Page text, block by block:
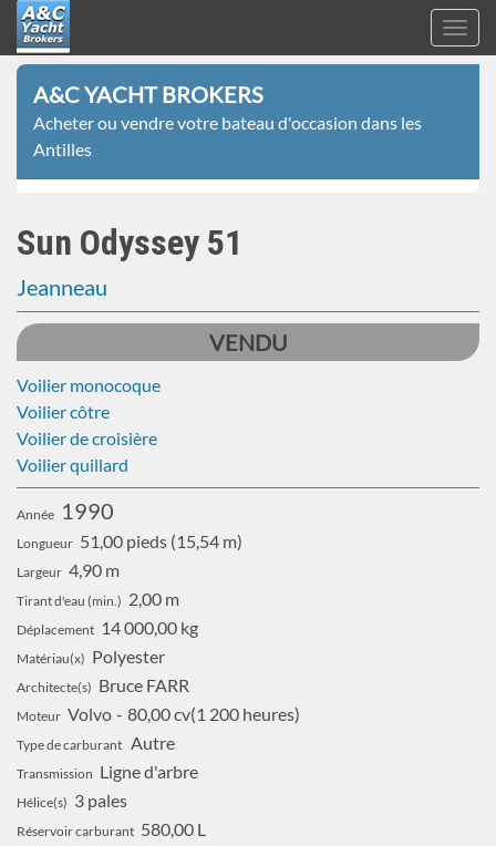
Aller
contenu
principal
A&C
Yacht
Brokers
A&C YACHT BROKERS
Acheter ou vendre votre bateau d'occasion dans les
Antilles
Sun Odyssey 51
Jeanneau
VENDU
Voilier monocoque
Voilier côtre
Voilier de croisière
Voilier quillard
Année 1990
Longueur 51,00 pieds (15,54 m)
Largeur 4,90 m
Tirant d'eau (min.) 2,00 m
Déplacement 14 000,00 kg
Matériau(x) Polyester
Architecte(s) Bruce FARR
Moteur Volvo 80,00 cv 1 200 heures
Type de carburant Autre
Transmission Ligne d'arbre
Hélice(s) 3 pales
Réservoir carburant 580,00 L